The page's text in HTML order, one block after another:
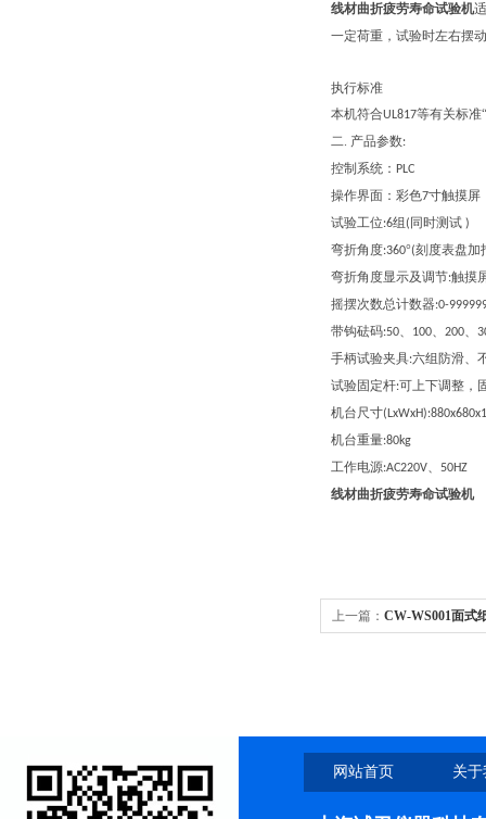
线材曲折疲劳寿命试验机
一定荷重，试验时左右摆
执行标准
本机符合UL817等有关标准
二. 产品参数:
控制系统： PLC
操作界面：彩色7寸触摸屏
试验工位:6组 ( 同时测试 )
弯折角度:360°(刻度表盘加
弯折角度显示及调节:触摸
摇摆次数总计数器:0-
带钩砝码:50、 100、 200、
手柄试验夹具:六组防滑、
试验固定杆:可上下调整，
机台尺寸
机台重量:80kg
工作电源:AC220V、 50HZ
线材曲折疲劳寿命试验机
上一篇： CW-WS001面式
网站首页 关